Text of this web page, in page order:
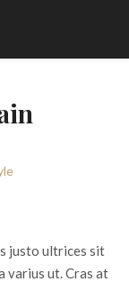
justo ultrices sit
varius ut. Cras at